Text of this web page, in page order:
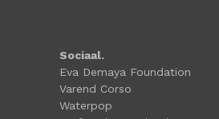
Sociaal.
Eva Demaya Foundation
Varend Corso
Waterpop